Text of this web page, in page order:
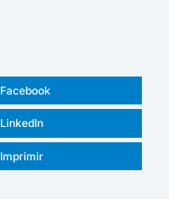
Facebook
LinkedIn
Imprimir